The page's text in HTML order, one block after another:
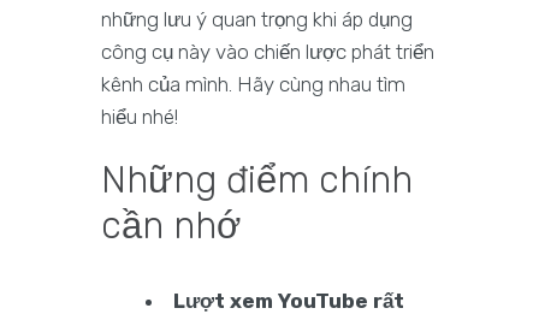
những lưu ý quan trọng khi áp dụng
công cụ này vào chiến lược phát triển
kênh của mình. Hãy cùng nhau tìm
hiểu nhé!
Những điểm chính
cần nhớ
Lượt xem YouTube rất